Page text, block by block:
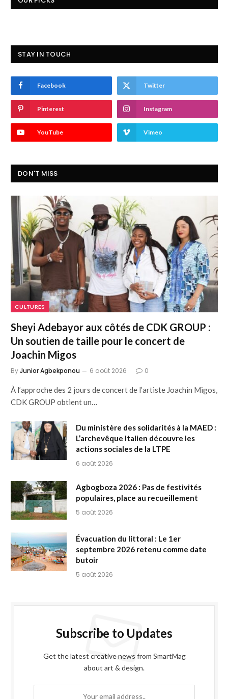
STAY IN TOUCH
Facebook Twitter
Pinterest Instagram
YouTube Vimeo
DON'T MISS
CULTURES
Sheyi Adebayor aux côtés de CDK GROUP :
Un soutien de taille pour le concert de
Joachin Migos
ByJunior Agbekponou 6 août 2026 0
À l’approche des 2 jours de concert de l’artiste Joachin Migos,
CDK GROUP obtient un…
Du ministère des solidarités à la MAED :
L’archevêque Italien découvre les
actions sociales de la LTPE
6 août 2026
Agbogboza 2026 : Pas de festivités
populaires, place au recueillement
5 août 2026
Évacuation du littoral : Le 1er
septembre 2026 retenu comme date
butoir
5 août 2026
Subscribe to Updates
Get the latest creative news from SmartMag
about art & design.